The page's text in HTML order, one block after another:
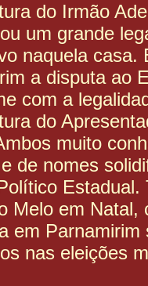
do Irmão
um grande
naquela casa.
a disputa ao
com a
do
muito
de nomes
Estadual.
Melo em Natal,
em Parnamirim
nas eleições